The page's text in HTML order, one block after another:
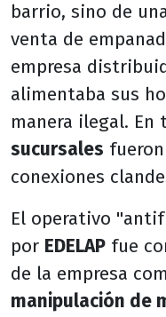
barrio, sino de
venta de
empresa
alimentaba sus
manera ilegal. En
sucursales
conexiones
El operativo
por EDELAP fue
de la empresa
manipulación de